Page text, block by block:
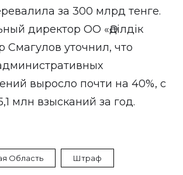
за 300 млрд тенге.
директор ОО «Әділдік
уточнил, что
выросло почти на 40%, с
млн взысканий за год.
Область Штраф